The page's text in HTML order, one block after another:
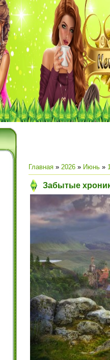
Главная » 2026 » Июнь »
Забытые